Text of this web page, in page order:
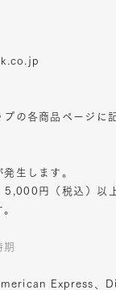
の各商品ページに
生します。
円（税込）以
期
Express、